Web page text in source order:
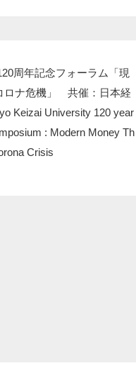
周年記念フォーラム「現
ロナ危機」 共催：日本経
Keizai University 120 year
: Modern Money Th
Crisis